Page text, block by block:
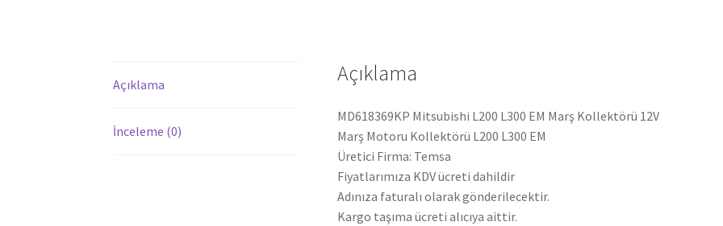
Açıklama
İnceleme (0)
Açıklama
MD618369KP Mitsubishi L200 L300 EM Marş Kollektörü 12V
Marş Motoru Kollektörü L200 L300 EM
Üretici Firma: Temsa
Fiyatlarımıza KDV ücreti dahildir
Adınıza faturalı olarak gönderilecektir.
Kargo taşıma ücreti alıcıya aittir.